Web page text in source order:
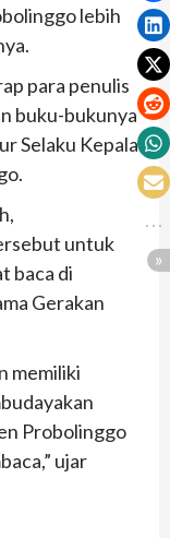
lebih
para penulis
buku-bukunya
Selaku Kepala
untuk
baca di
Gerakan
memiliki
Probolinggo
ujar